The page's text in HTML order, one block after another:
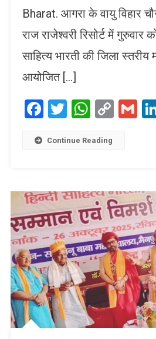
Bharat. आगरा के वायु विहार
राज राजेश्वरी रिसोर्ट में गुरुवार
साहित्य भारती की जिला स्तरीय
आयोजित […]
Facebook
TwitterCopy
Continue Reading